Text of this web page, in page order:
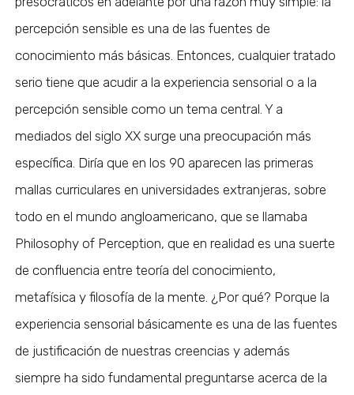
percepción sensible es una de las fuentes de
conocimiento más básicas. Entonces, cualquier tratado
serio tiene que acudir a la experiencia sensorial o a la
percepción sensible como un tema central. Y a
mediados del siglo XX surge una preocupación más
específica. Diría que en los 90 aparecen las primeras
mallas curriculares en universidades extranjeras, sobre
todo en el mundo angloamericano, que se llamaba
Philosophy of Perception, que en realidad es una suerte
de confluencia entre teoría del conocimiento,
metafísica y filosofía de la mente. ¿Por qué? Porque la
experiencia sensorial básicamente es una de las fuentes
de justificación de nuestras creencias y además
siempre ha sido fundamental preguntarse acerca de la